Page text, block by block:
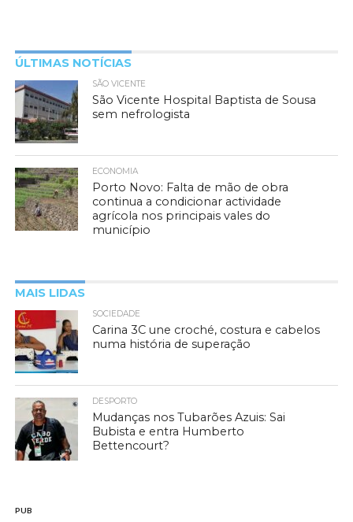
ÚLTIMAS NOTÍCIAS
SÃO VICENTE
São Vicente Hospital Baptista de Sousa
sem nefrologista
ECONOMIA
Porto Novo: Falta de mão de obra
continua a condicionar actividade
agrícola nos principais vales do
município
MAIS LIDAS
SOCIEDADE
Carina 3C une croché, costura e cabelos
numa história de superação
DESPORTO
Mudanças nos Tubarões Azuis: Sai
Bubista e entra Humberto
Bettencourt?
PUB